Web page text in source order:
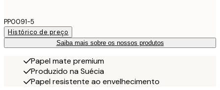
PP0091-5
Histórico de preço
Saiba mais sobre os nossos produtos
Papel mate premium
Produzido na Suécia
Papel resistente ao envelhecimento